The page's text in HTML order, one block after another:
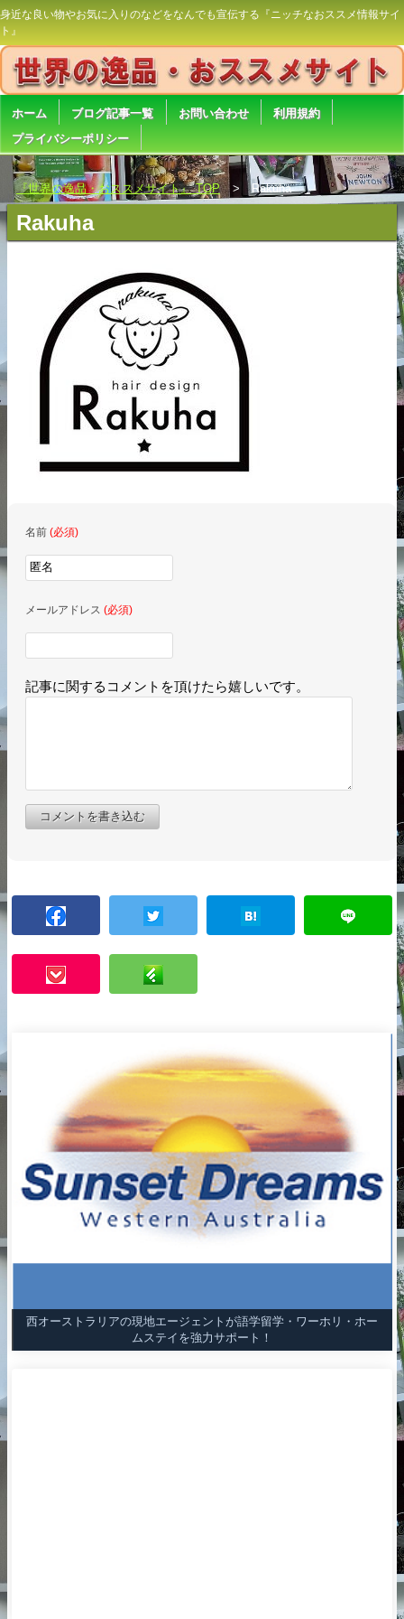
身近な良い物やお気に入りのなどをなんでも宣伝する『ニッチなおススメ情報サイ
ト』
ホーム ブログ記事一覧 お問い合わせ
利用規約
プライバシーポリシー
『世界の逸品・おススメサイト』 TOP Rakuha
Rakuha
名前 (必須)
メールアドレス (必須)
記事に関するコメントを頂けたら嬉しいです。
コメントを書き込む
西オーストラリアの現地エージェントが語学留学・ワーホリ・ホー
ムステイを強力サポート！